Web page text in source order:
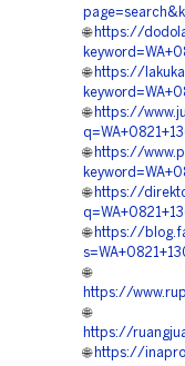
🌐 https://
🌐 https://
🌐 https://
🌐 https://
🌐 https://
🌐 https://
🌐
https://
🌐
https://
🌐 https://